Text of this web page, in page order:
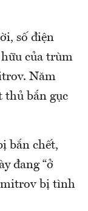
số điện
của trùm
Năm
thủ bắn gục
bắn chết,
đang “ở
bị tình